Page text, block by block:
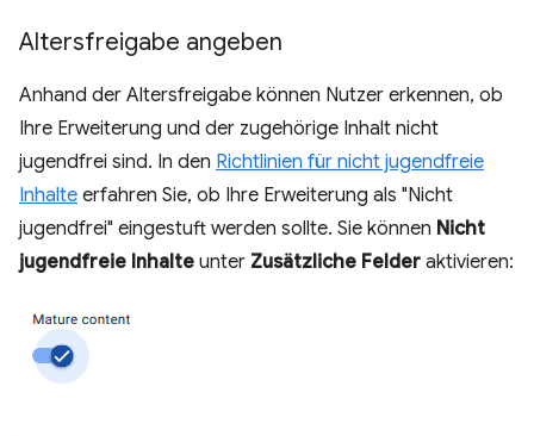
Altersfreigabe angeben
Anhand der Altersfreigabe können Nutzer erkennen, ob
Ihre Erweiterung und der zugehörige Inhalt nicht
jugendfrei sind. In den Richtlinien für nicht jugendfreie
Inhalte erfahren Sie, ob Ihre Erweiterung als "Nicht
jugendfrei" eingestuft werden sollte. Sie können Nicht
jugendfreie Inhalte unter Zusätzliche Felder aktivieren: